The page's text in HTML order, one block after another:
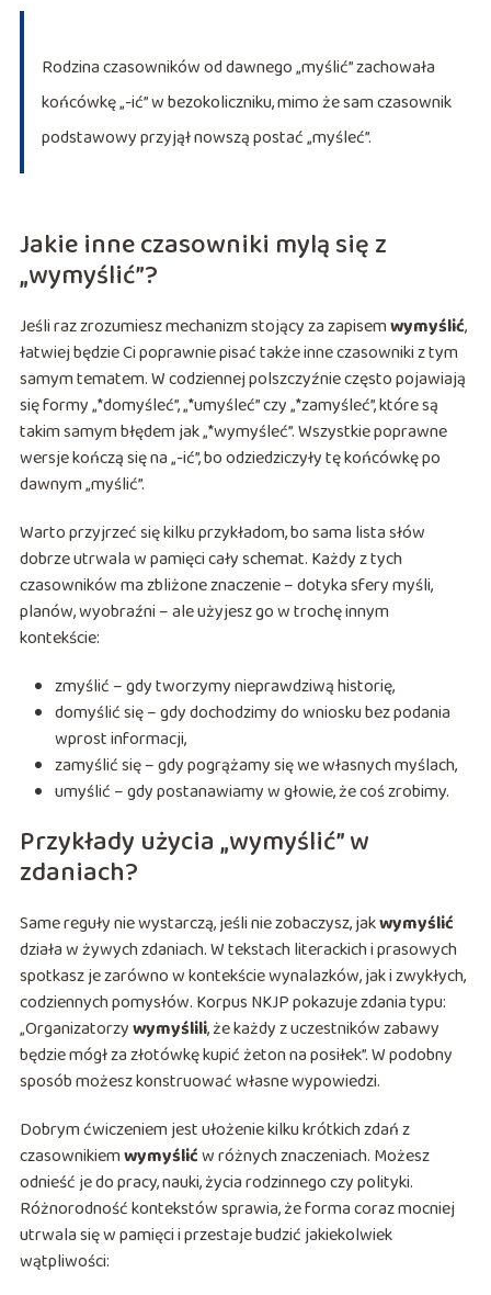
Rodzina czasowników od dawnego „myślić” zachowała
końcówkę „-ić” w bezokoliczniku, mimo że sam czasownik
podstawowy przyjął nowszą postać „myśleć”.
Jakie inne czasowniki mylą się z
„wymyślić”?
Jeśli raz zrozumiesz mechanizm stojący za zapisemwymyślić,
łatwiej będzie Ci poprawnie pisać także inne czasowniki z tym
samym tematem. W codziennej polszczyźnie często pojawiają
się formy „*domyśleć”, „*umyśleć” czy „*zamyśleć”, które są
takim samym błędem jak „*wymyśleć”. Wszystkie poprawne
wersje kończą się na „-ić”, bo odziedziczyły tę końcówkę po
dawnym „myślić”.
Warto przyjrzeć się kilku przykładom, bo sama lista słów
dobrze utrwala w pamięci cały schemat. Każdy z tych
czasowników ma zbliżone znaczenie – dotyka sfery myśli,
planów, wyobraźni – ale użyjesz go w trochę innym
kontekście:
zmyślić – gdy tworzymy nieprawdziwą historię,
domyślić się – gdy dochodzimy do wniosku bez podania
wprost informacji,
zamyślić się – gdy pogrążamy się we własnych myślach,
umyślić – gdy postanawiamy w głowie, że coś zrobimy.
Przykłady użycia „wymyślić” w
zdaniach?
Same reguły nie wystarczą, jeśli nie zobaczysz, jakwymyślić
działa w żywych zdaniach. W tekstach literackich i prasowych
spotkasz je zarówno w kontekście wynalazków, jak i zwykłych,
codziennych pomysłów. Korpus NKJP pokazuje zdania typu:
„Organizatorzywymyślili, że każdy z uczestników zabawy
będzie mógł za złotówkę kupić żeton na posiłek”. W podobny
sposób możesz konstruować własne wypowiedzi.
Dobrym ćwiczeniem jest ułożenie kilku krótkich zdań z
czasownikiemwymyślićw różnych znaczeniach. Możesz
odnieść je do pracy, nauki, życia rodzinnego czy polityki.
Różnorodność kontekstów sprawia, że forma coraz mocniej
utrwala się w pamięci i przestaje budzić jakiekolwiek
wątpliwości: